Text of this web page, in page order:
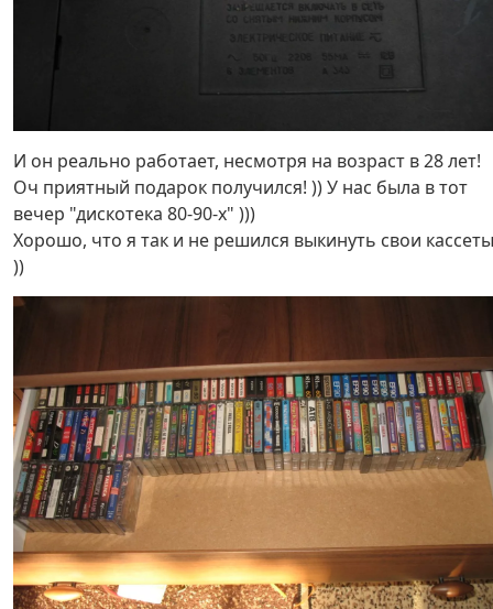
И он реально работает, несмотря на возраст в 28 лет!
Оч приятный подарок получился! )) У нас была в тот
вечер "дискотека 80-90-х" )))
Хорошо, что я так и не решился выкинуть свои кассеты
))